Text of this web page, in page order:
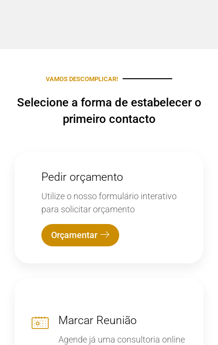
VAMOS DESCOMPLICAR!
Selecione a forma de estabelecer o
primeiro contacto
Pedir orçamento
Utilize o nosso formulário interativo
para solicitar orçamento
Orçamentar
Marcar Reunião
Agende já uma consultoria online